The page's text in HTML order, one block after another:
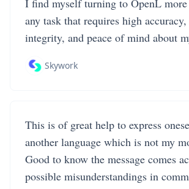
I find myself turning to OpenL
any task that requires high
integrity, and peace of mind about
Skywork
This is of great help to express
another language which is not my
Good to know the message comes
possible misunderstandings in